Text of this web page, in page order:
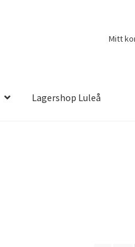
Mitt
Lagershop Luleå